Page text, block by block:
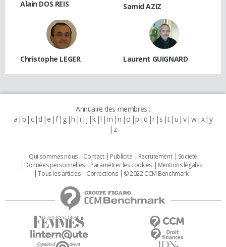
Alain DOS REIS Samid AZIZ
Christophe LEGER Laurent GUIGNARD
Annuaire des membres :
a b c d e f g h i j k l m n o p q r s t u v w x y
z
Qui sommes nous Contact Publicité Recrutement
Societé
Données personnelles
Paramétrer les cookies
Mentions légales
Tous les articles
Corrections © 2022 CCM Benchmark